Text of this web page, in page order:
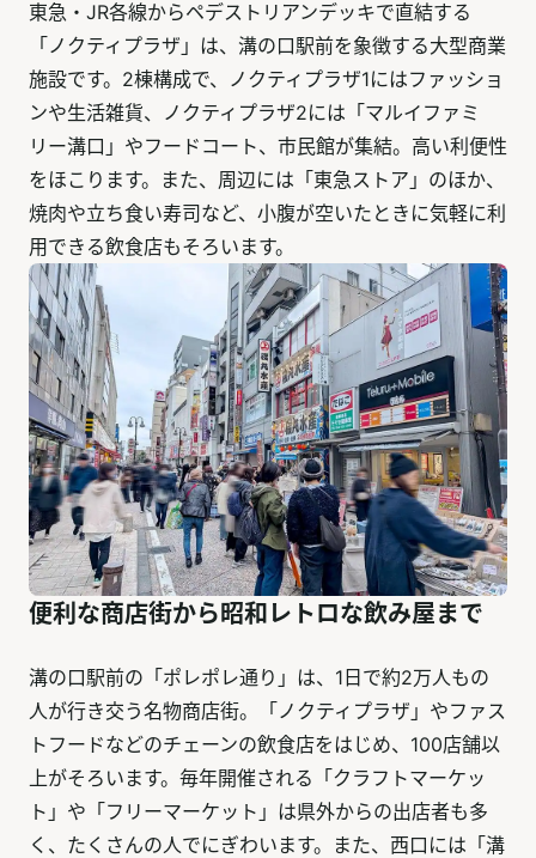
東急・JR各線からペデストリアンデッキで直結する
「ノクティプラザ」は、溝の口駅前を象徴する大型商業
施設です。2棟構成で、ノクティプラザ1にはファッショ
ンや生活雑貨、ノクティプラザ2には「マルイファミ
リー溝口」やフードコート、市民館が集結。高い利便性
をほこります。また、周辺には「東急ストア」のほか、
焼肉や立ち食い寿司など、小腹が空いたときに気軽に利
用できる飲食店もそろいます。
便利な商店街から昭和レトロな飲み屋まで
溝の口駅前の「ポレポレ通り」は、1日で約2万人もの
人が行き交う名物商店街。「ノクティプラザ」やファス
トフードなどのチェーンの飲食店をはじめ、100店舗以
上がそろいます。毎年開催される「クラフトマーケッ
ト」や「フリーマーケット」は県外からの出店者も多
く、たくさんの人でにぎわいます。また、西口には「溝